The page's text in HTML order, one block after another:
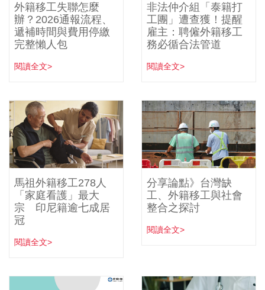
外籍移工失聯怎麼
辦？2026通報流程、
遞補時間與費用停繳
完整懶人包
閱讀全文>
非法仲介組「泰籍打
工團」遭查獲！提醒
雇主：聘僱外籍移工
務必循合法管道
閱讀全文>
馬祖外籍移工278人
「家庭看護」最大
宗 印尼籍逾七成居
冠
閱讀全文>
分享論點》台灣缺
工、外籍移工與社會
整合之探討
閱讀全文>